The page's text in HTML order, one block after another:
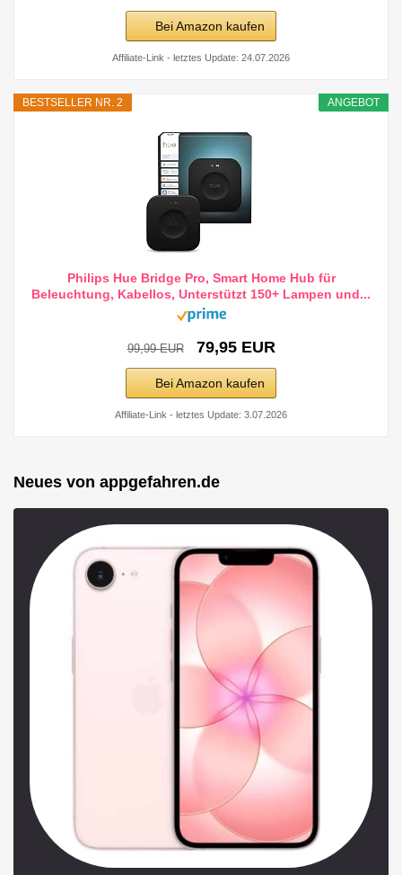
Bei Amazon kaufen
Affiliate-Link - letztes Update: 24.07.2026
ANGEBOT
BESTSELLER NR. 2
Philips Hue Bridge Pro, Smart Home Hub für
Beleuchtung, Kabellos, Unterstützt 150+ Lampen und...
99,99 EUR 79,95 EUR
Bei Amazon kaufen
Affiliate-Link - letztes Update: 3.07.2026
Neues von appgefahren.de